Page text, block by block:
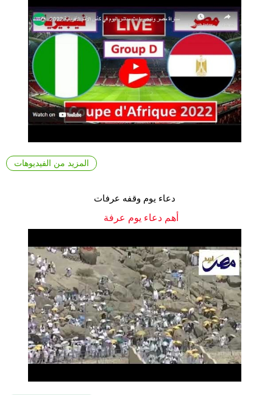
المزيد من الفيديوهات
دعاء يوم وقفه عرفات
أهم دعاء يوم عرفة